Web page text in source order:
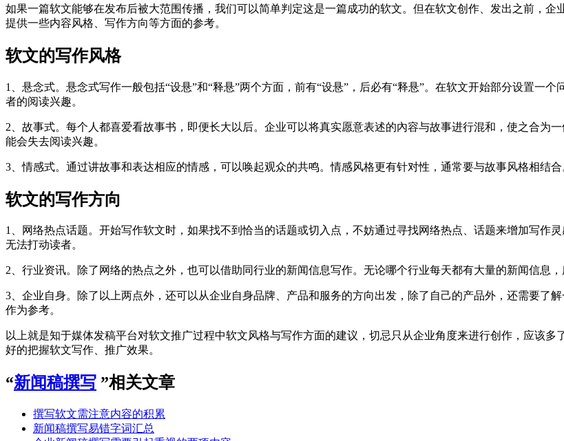
如果一篇软文能够在发布后被大范围传播，我们可以简单判定这是一篇成功的软文。但在软文创作、发出之前，
提供一些内容风格、写作方向等方面的参考。
软文的写作风格
1、悬念式。悬念式写作一般包括“设悬”和“释悬”两个方面，前有“设悬”，后必有“释悬”。在软文开始部分设置一
者的阅读兴趣。
2、故事式。每个人都喜爱看故事书，即便长大以后。企业可以将真实愿意表述的內容与故事进行混和，使之合为
能会失去阅读兴趣。
3、情感式。通过讲故事和表达相应的情感，可以唤起观众的共鸣。情感风格更有针对性，通常要与故事风格相结合
软文的写作方向
1、网络热点话题。开始写作软文时，如果找不到恰当的话题或切入点，不妨通过寻找网络热点、话题来增加写作
无法打动读者。
2、行业资讯。除了网络的热点之外，也可以借助同行业的新闻信息写作。无论哪个行业每天都有大量的新闻信息
3、企业自身。除了以上两点外，还可以从企业自身品牌、产品和服务的方向出发，除了自己的产品外，还需要了
作为参考。
以上就是知于媒体发稿平台对软文推广过程中软文风格与写作方面的建议，切忌只从企业角度来进行创作，应该
好的把握软文写作、推广效果。
“新闻稿撰写 ”相关文章
撰写软文需注意内容的积累
新闻稿撰写易错字词汇总